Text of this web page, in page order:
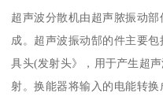
超声波分散机由超声脓振动
成。超声波振动郜的件主要
具头(发射头》，用于产生超
射。换能器将输入的电能转